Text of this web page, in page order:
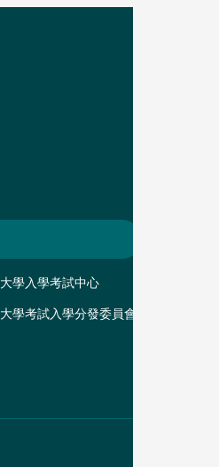
大學入學考試中心
大學考試入學分發委員會